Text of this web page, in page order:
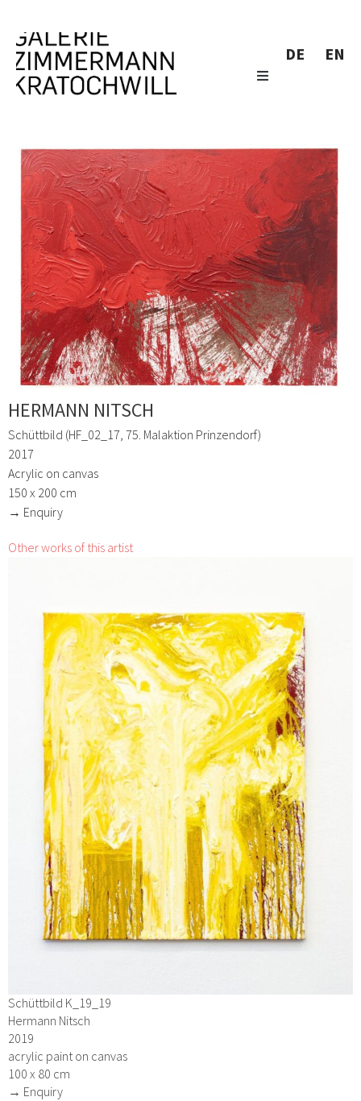
DE EN
HERMANN NITSCH
Schüttbild (HF_02_17, 75. Malaktion Prinzendorf)
2017
Acrylic on canvas
150 x 200 cm
→ Enquiry
Other works of this artist
Schüttbild K_19_19
Hermann Nitsch
2019
acrylic paint on canvas
100 x 80 cm
→ Enquiry